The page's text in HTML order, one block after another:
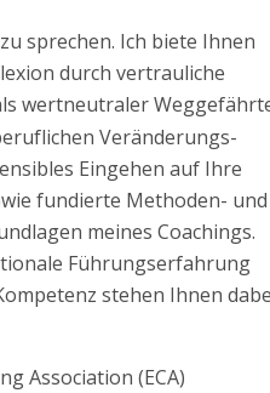
sprechen. Ich biete Ihnen
durch vertrauliche
wertneutraler
Veränderungs-
Eingehen auf Ihre
fundierte Methoden-
meines Coachings.
Führungserfahrung
stehen Ihnen
Association (ECA)